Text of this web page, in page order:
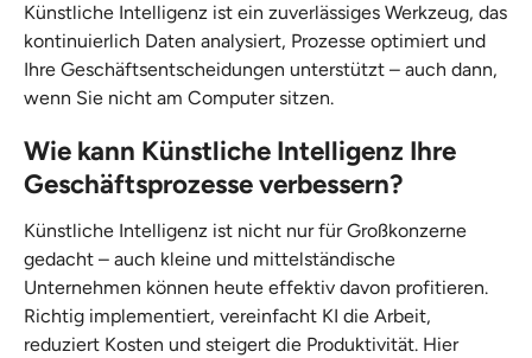
Künstliche Intelligenz ist ein zuverlässiges Werkzeug, das
kontinuierlich Daten analysiert, Prozesse optimiert und
Ihre Geschäftsentscheidungen unterstützt – auch dann,
wenn Sie nicht am Computer sitzen.
Wie kann Künstliche Intelligenz Ihre
Geschäftsprozesse verbessern?
Künstliche Intelligenz ist nicht nur für Großkonzerne
gedacht – auch kleine und mittelständische
Unternehmen können heute effektiv davon profitieren.
Richtig implementiert, vereinfacht KI die Arbeit,
reduziert Kosten und steigert die Produktivität. Hier